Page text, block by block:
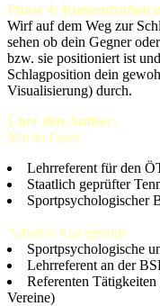
Phase 4: Konzentration
Wirf auf dem Weg zur
sehen ob dein Gegner
bzw. sie positioniert ist
Schlagposition dein
Visualisierung) durch.
Über den Author:
Martin Pauer
Lehrreferent für den
Staatlich geprüfter
Sportpsychologischer
Arbeitsschwerpunkte
Sportpsychologische
Lehrreferent an der
Referenten
Vereine)